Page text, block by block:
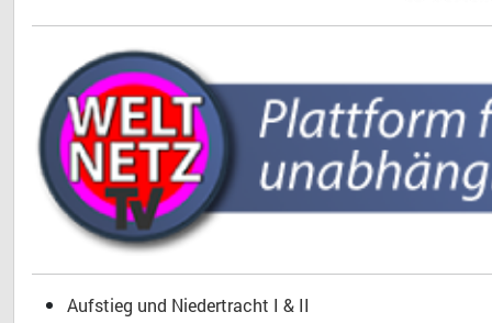
Aufstieg und Niedertracht I & II